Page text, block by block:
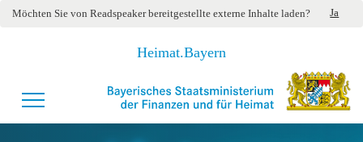
Möchten Sie vonReadspeakerbereitgestellte externe Inhalte laden? Ja
Heimat.Bayern